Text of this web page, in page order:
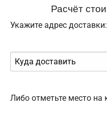
Расчёт
Укажите адрес доставки:
Либо отметьте место на